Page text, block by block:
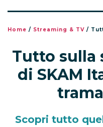
Home / Streaming & TV / Tutto
Tutto sulla
di SKAM
Scopri tutto